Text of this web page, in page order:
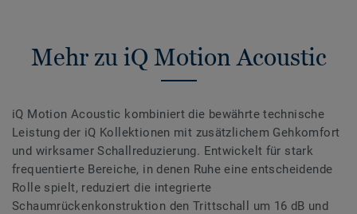
Mehr zu iQ Motion Acoustic
iQ Motion Acoustic kombiniert die bewährte technische
Leistung der iQ Kollektionen mit zusätzlichem Gehkomfort
und wirksamer Schallreduzierung. Entwickelt für stark
frequentierte Bereiche, in denen Ruhe eine entscheidende
Rolle spielt, reduziert die integrierte
Schaumrückenkonstruktion den Trittschall um 16 dB und